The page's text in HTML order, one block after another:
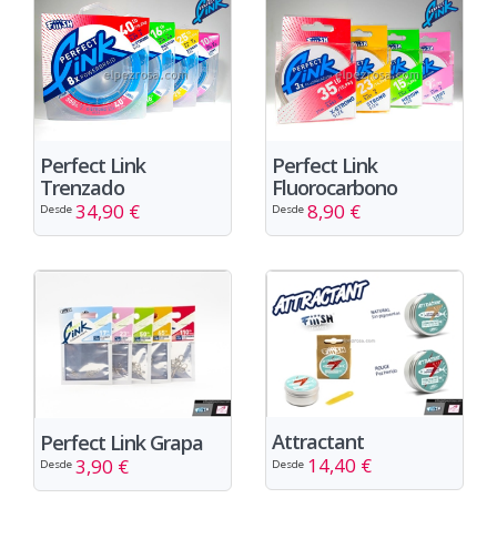
Perfect Link
Trenzado
Desde 34,90 €
Perfect Link
Fluorocarbono
Desde 8,90 €
Perfect Link Grapa
Desde 3,90 €
Attractant
Desde 14,40 €